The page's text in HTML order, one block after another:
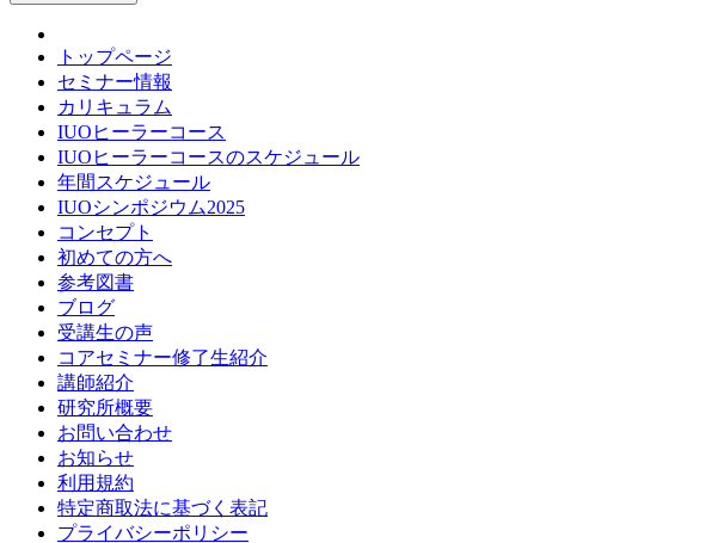
トップページ
セミナー情報
カリキュラム
IUOヒーラーコース
IUOヒーラーコースのスケジュール
年間スケジュール
IUOシンポジウム2025
コンセプト
初めての方へ
参考図書
ブログ
受講生の声
コアセミナー修了生紹介
講師紹介
研究所概要
お問い合わせ
お知らせ
利用規約
特定商取法に基づく表記
プライバシーポリシー